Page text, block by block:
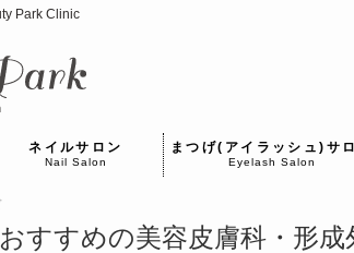
Park Clinic
ネイルサロン
Nail Salon
まつげ(アイラッシュ)サ
Eyelash Salon
すすめの美容皮膚科・形